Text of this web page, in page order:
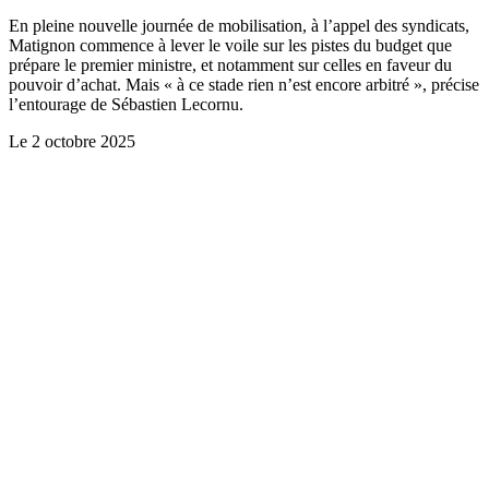
En pleine nouvelle journée de mobilisation, à l’appel des syndicats,
Matignon commence à lever le voile sur les pistes du budget que
prépare le premier ministre, et notamment sur celles en faveur du
pouvoir d’achat. Mais « à ce stade rien n’est encore arbitré », précise
l’entourage de Sébastien Lecornu.
Le 2 octobre 2025